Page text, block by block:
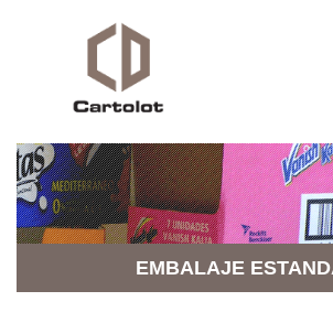
EMBALAJE